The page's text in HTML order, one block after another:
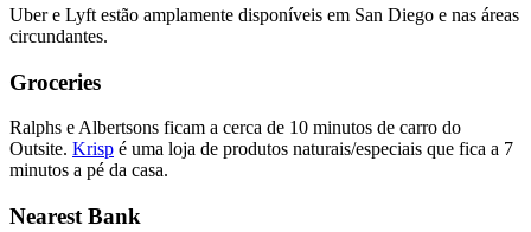
Uber e Lyft estão amplamente disponíveis em San Diego e nas áreas
circundantes.
Groceries
Ralphs e Albertsons ficam a cerca de 10 minutos de carro do
Outsite. Krisp é uma loja de produtos naturais/especiais que fica a 7
minutos a pé da casa.
Nearest Bank